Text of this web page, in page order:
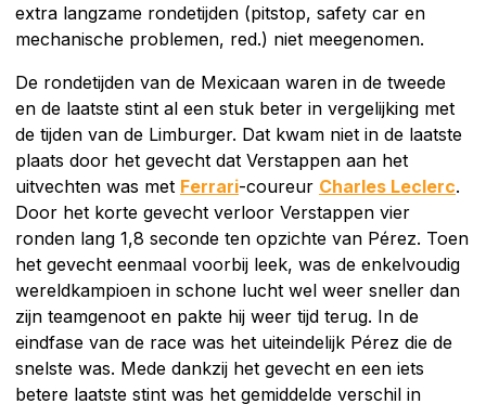
extra langzame rondetijden (pitstop, safety car en
mechanische problemen, red.) niet meegenomen.
De rondetijden van de Mexicaan waren in de tweede
en de laatste stint al een stuk beter in vergelijking met
de tijden van de Limburger. Dat kwam niet in de laatste
plaats door het gevecht dat Verstappen aan het
uitvechten was met Ferrari-coureur Charles Leclerc.
Door het korte gevecht verloor Verstappen vier
ronden lang 1,8 seconde ten opzichte van Pérez. Toen
het gevecht eenmaal voorbij leek, was de enkelvoudig
wereldkampioen in schone lucht wel weer sneller dan
zijn teamgenoot en pakte hij weer tijd terug. In de
eindfase van de race was het uiteindelijk Pérez die de
snelste was. Mede dankzij het gevecht en een iets
betere laatste stint was het gemiddelde verschil in